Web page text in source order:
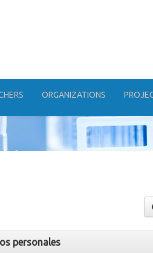
ORGANIZATIONS
personales